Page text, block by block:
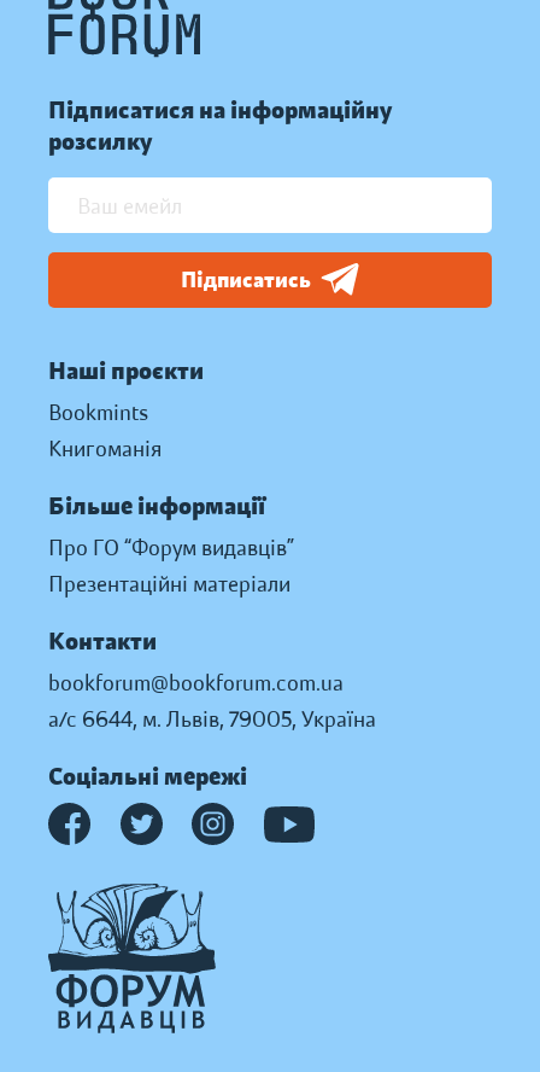
Підписатися на інформаційну
розсилку
Підписатись
Наші проєкти
Bookmints
Книгоманія
Більше інформації
Про ГО “Форум видавців”
Презентаційні матеріали
Контакти
bookforum@bookforum.com.ua
а/с 6644, м. Львів, 79005, Україна
Соціальні мережі